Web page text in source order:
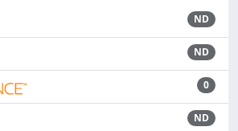
ND
ND
0
ND